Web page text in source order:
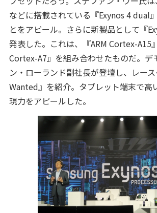
などに搭載されている『Exynos 4 dual
とをアピール。さらに新製品として『
発表した。これは、『ARM Cortex-A15
Cortex-A7』を組み合わせたものだ。デ
ン・ローランド副社長が登壇し、レー
Wanted』を紹介。タブレット端末で高
現力をアピールした。